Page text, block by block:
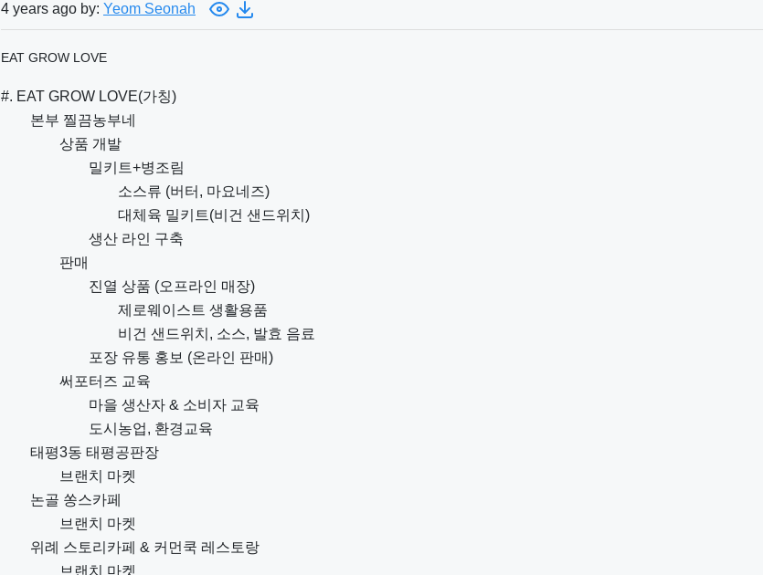
4 years ago by: Yeom Seonah
EAT GROW LOVE
#. EAT GROW LOVE(가칭)
본부 찔끔농부네
상품 개발
밀키트+병조림
소스류 (버터, 마요네즈)
대체육 밀키트(비건 샌드위치)
생산 라인 구축
판매
진열 상품 (오프라인 매장)
제로웨이스트 생활용품
비건 샌드위치, 소스, 발효 음료
포장 유통 홍보 (온라인 판매)
써포터즈 교육
마을 생산자 & 소비자 교육
도시농업, 환경교육
태평3동 태평공판장
브랜치 마켓
논골 쏭스카페
브랜치 마켓
위례 스토리카페 & 커먼쿡 레스토랑
브랜치 마켓